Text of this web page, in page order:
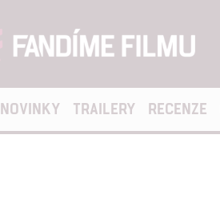
NOVINKY TRAILERY RECENZE